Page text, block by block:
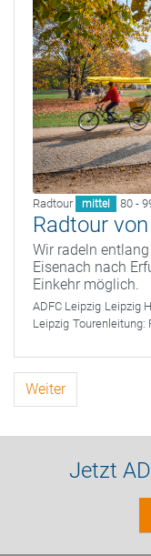
Radtour mittel 80 -
Radtour
Wir radeln
Eisenach nach
Einkehr möglich.
ADFC Leipzig Leipzig
Leipzig Tourenleitung:
Weiter
Jetzt